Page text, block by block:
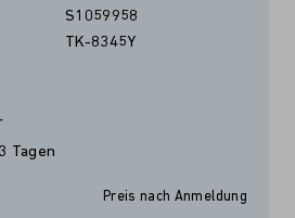
S1059958
TK-8345Y
Preis nach Anmeldung
Tagen